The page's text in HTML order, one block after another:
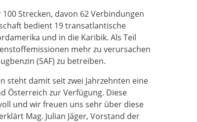
Strecken, davon 62 Verbindungen
bedient 19 transatlantische
und in die Karibik. Als Teil
mehr zu verursachen
(SAF) zu betreiben.
steht damit seit zwei Jahrzehnten eine
Österreich zur Verfügung. Diese
und wir freuen uns sehr über diese
Mag. Julian Jäger, Vorstand der